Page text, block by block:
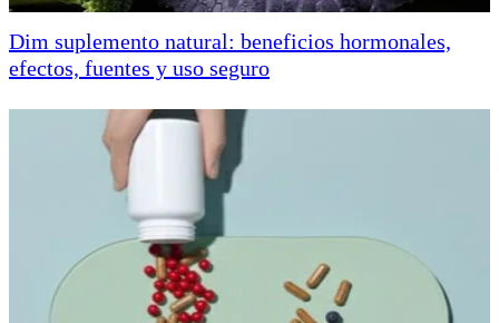
Dim suplemento natural: beneficios hormonales,
efectos, fuentes y uso seguro